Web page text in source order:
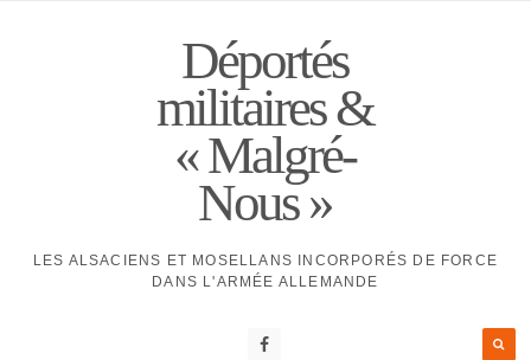
Déportés
militaires &
« Malgré-
Nous »
LES ALSACIENS ET MOSELLANS INCORPORÉS DE FORCE
DANS L'ARMÉE ALLEMANDE